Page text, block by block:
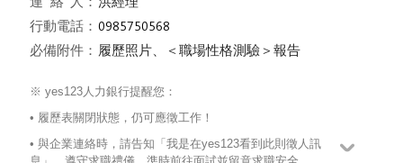
行動電話：
必備附件： 履歷照片、＜職場性格測驗＞報告
※ yes123人力銀行提醒您：
• 履歷表關閉狀態，仍可應徵工作！
• 與企業連絡時，請告知「我是在yes123看到此則徵人訊